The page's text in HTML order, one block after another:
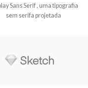
Sans Serif , uma tipografia
sem serifa projetada